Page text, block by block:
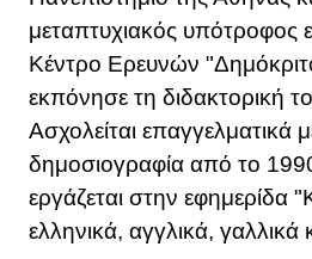
μεταπτυχιακός υπότροφος
Κέντρο Ερευνών
εκπόνησε τη διδακτορική
Ασχολείται επαγγελματικά
δημοσιογραφία από το
εργάζεται στην εφημερίδα
ελληνικά, αγγλικά, γαλλικά